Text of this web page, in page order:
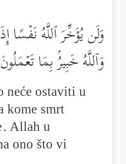
وَلَن یُؤَخِّرَ ٱللَّهُ نَفۡسًا
وَٱللَّهُ خَبِیرُۢ بِمَا تَعۡمَلُونَ
ostaviti u
kome smrt
Allah u
ono što vi